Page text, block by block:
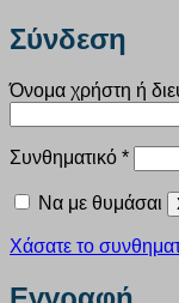
Σύνδεση
Όνομα χρήστη ή
Συνθηματικό *
Να με θυμάσαι
Χάσατε το